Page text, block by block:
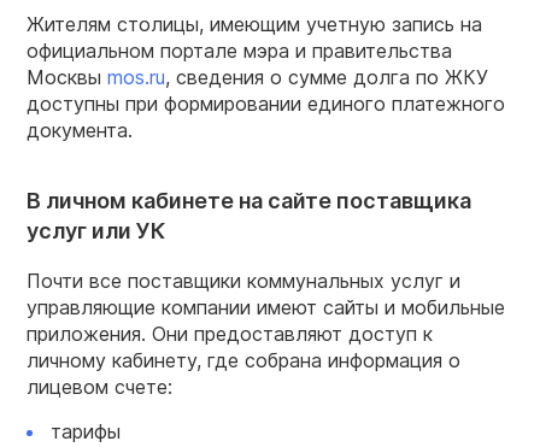
Жителям столицы, имеющим учетную запись на
официальном портале мэра и правительства
Москвы mos.ru, сведения о сумме долга по ЖКУ
доступны при формировании единого платежного
документа.
В личном кабинете на сайте поставщика
услуг или УК
Почти все поставщики коммунальных услуг и
управляющие компании имеют сайты и мобильные
приложения. Они предоставляют доступ к
личному кабинету, где собрана информация о
лицевом счете:
тарифы